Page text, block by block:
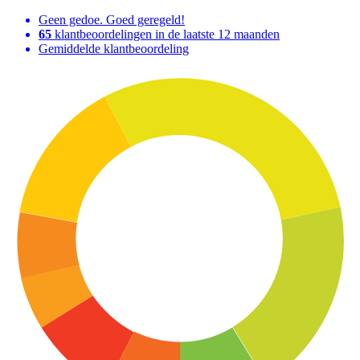
Geen gedoe. Goed geregeld!
65 klantbeoordelingen in de laatste 12 maanden
Gemiddelde klantbeoordeling